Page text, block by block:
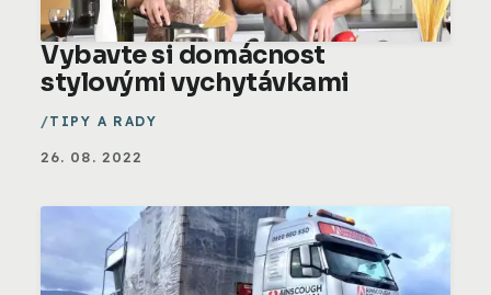
Vybavte si domácnost
stylovými vychytávkami
TIPY A RADY
26. 08. 2022